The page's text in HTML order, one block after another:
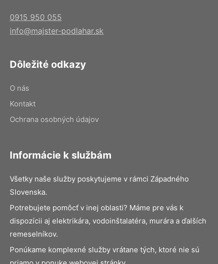
0915 950 055
info@majster-podlahar.sk
Dôležité odkazy
O nás
Kontakt
Ochrana osobných údajov
Informácie k službám
Všetky naše služby poskytujeme v rámci Západného
Slovenska.
Potrebujete pomôcť v inej oblasti? Máme pre vás k
dispozícii aj elektrikára, vodoinštalatéra, murára a ďalších
remeselníkov.
Ponúkame komplexné služby vrátane tých, ktoré nie sú